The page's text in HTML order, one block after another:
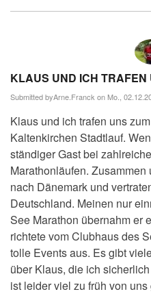
KLAUS UND ICH
Submitted byArne.Franck on Mo.,
Klaus und ich trafen uns
Kaltenkirchen Stadtlauf.
ständiger Gast bei
Marathonläufen.
nach Dänemark und
Deutschland. Meinen nur
See Marathon übernahm er
richtete vom Clubhaus des
tolle Events aus. Es gibt
über Klaus, die ich
ist leider viel zu früh von